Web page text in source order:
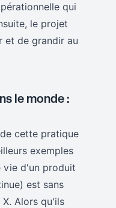
qui
le projet
et de grandir au
le monde :
cette pratique
exemples
vie d'un produit
est sans
Alors qu'ils